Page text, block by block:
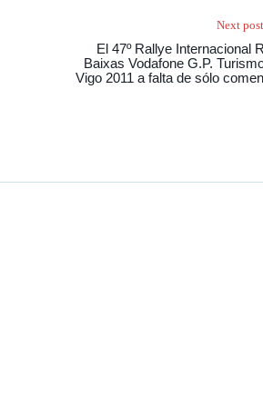
Next post
El 47º Rallye Internacional
Baixas Vodafone G.P.
Vigo 2011 a falta de sólo